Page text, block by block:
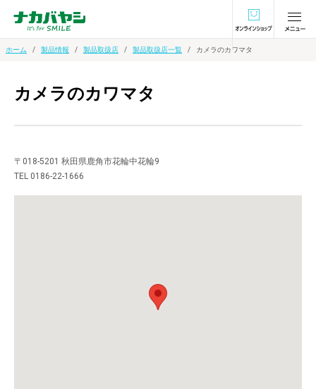
オンラインショ
ホーム 製品情報 製品取扱店 製品取扱店一覧 カメラのカワマタ
カメラのカワマタ
〒018-5201 秋田県鹿角市花輪中花輪9
TEL 0186-22-1666